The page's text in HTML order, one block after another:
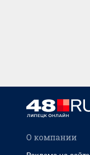
О компании